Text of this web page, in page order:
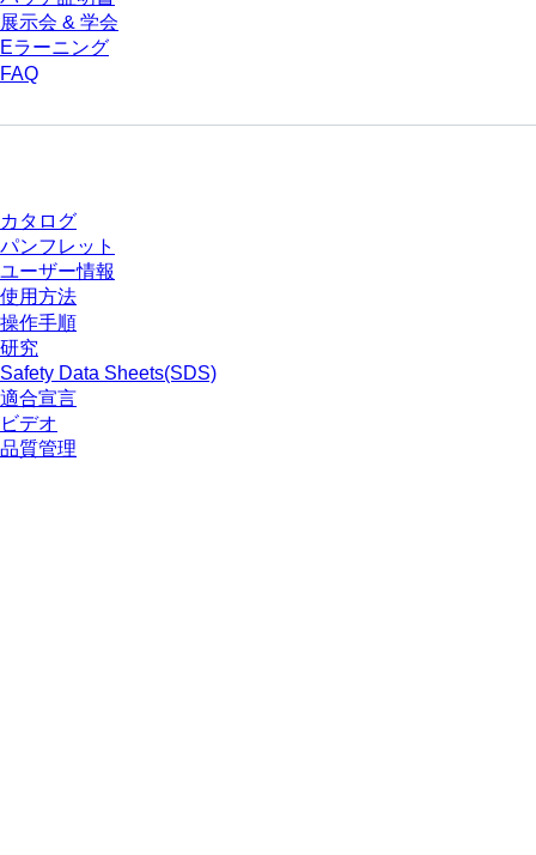
展示会 & 学会
Eラーニング
FAQ
カタログ
パンフレット
ユーザー情報
使用方法
操作手順
研究
Safety Data Sheets(SDS)
適合宣言
ビデオ
品質管理